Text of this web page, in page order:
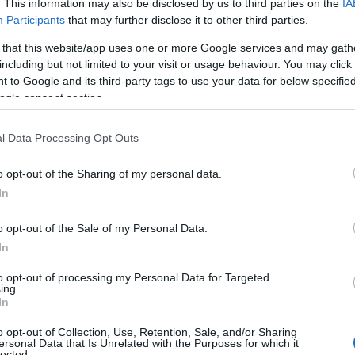
This information may also be disclosed by us to third parties on the
Participants that may further disclose it to other third parties.
that this website/app uses one or more Google services and may
but not limited to your visit or usage behaviour. You may
to Google and its third-party tags to use your data for below
consent section.
Data Processing Opt Outs
opt-out of the Sharing of my personal data.
opt-out of the Sale of my Personal Data.
opt-out of processing my Personal Data for Targeted
opt-out of Collection, Use, Retention, Sale, and/or Sharing
Data that Is Unrelated with the Purposes for which it
ενώ κατέβαινε τις σκάλες του κτιρίου,
έπεσε, με αποτέλεσμα να τραυματιστεί.